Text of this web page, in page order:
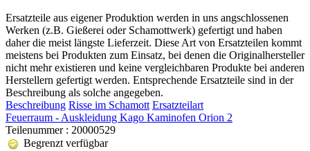
Ersatzteile aus eigener Produktion werden in uns angschlossenen
Werken (z.B. Gießerei oder Schamottwerk) gefertigt und haben
daher die meist längste Lieferzeit. Diese Art von Ersatzteilen kommt
meistens bei Produkten zum Einsatz, bei denen die Originalhersteller
nicht mehr existieren und keine vergleichbaren Produkte bei anderen
Herstellern gefertigt werden. Entsprechende Ersatzteile sind in der
Beschreibung als solche angegeben.
Beschreibung Risse im Schamott Ersatzteilart
Feuerraum - Auskleidung Kago Kaminofen Orion 2
Teilenummer : 20000529
Begrenzt verfügbar